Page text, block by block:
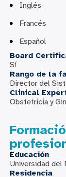
Inglés
Francés
Español
Board
Sí
Rango de la
Director del
Clinical
Obstetricia y
Educación
Universidad del
Residencia